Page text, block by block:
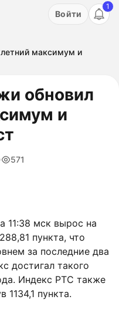
на 3 дня!
Войти
1
максимум и
обновил
и
571
11:38 мск вырос на
пункта, что
за последние два
достигал такого
Индекс РТС также
1134,1 пункта.